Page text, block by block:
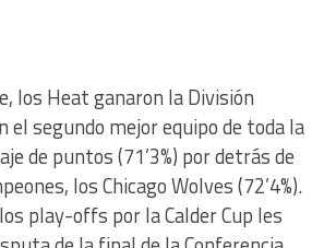
los Heat ganaron la División
el segundo mejor equipo de toda la
de puntos (71’3%) por detrás de
los Chicago Wolves (72’4%).
play-offs por la Calder Cup les